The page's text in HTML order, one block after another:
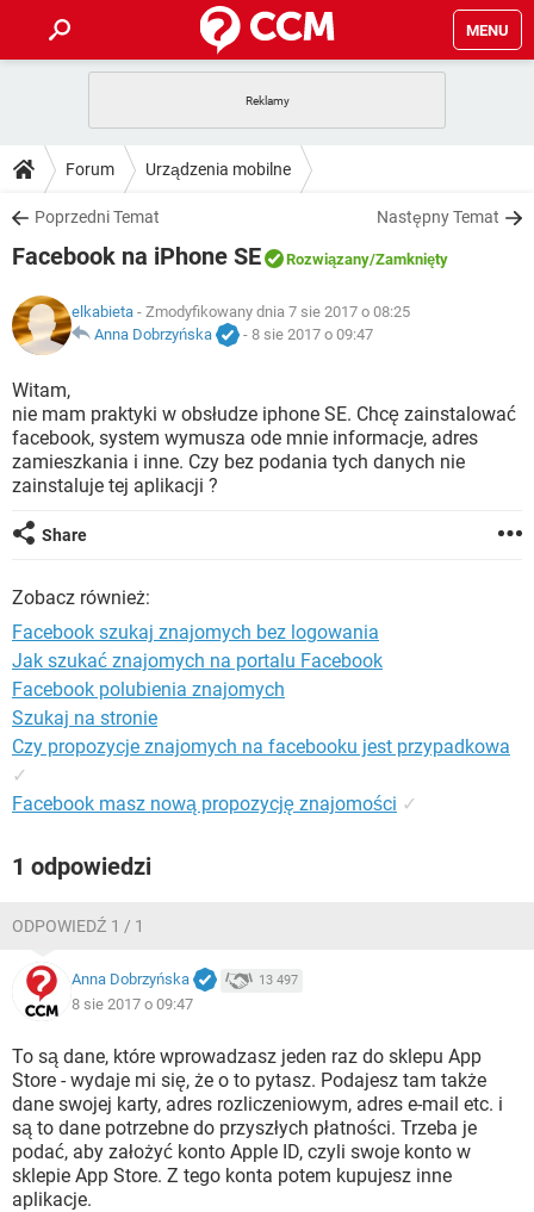
MENU
GRY WHATSAPP
SPOTIFY
INSTAGRAM FACEBOOK
WINDOWS 10
PORADY
PlayStation TIKTOK
INSTAGRAM FACEBOOK
WINDOWS 10
DO POBRANIA
ANDROID TIKTOK
GRY
IOS NETFLIX
INSTAGRAM
WINDOWS 10
COVID-19 TIKTOK
GRY
SPOTIFY
INSTAGRAM FACEBOOK
WINDOWS 10
ARTYKUŁY
COVID-19
GRY WHATSAPP
SPOTIFY NETFLIX
INSTAGRAM
WINDOWS 10
Forum Urządzenia mobilne
Poprzedni Temat Następny Temat
Facebook na iPhone SE Rozwiązany/Zamknięty
elkabieta - Zmodyfikowany dnia 7 sie 2017 o 08:25
Anna Dobrzyńska
- 8 sie 2017 o 09:47
Witam,
nie mam praktyki w obsłudze iphone SE. Chcę zainstalować
facebook, system wymusza ode mnie informacje, adres
zamieszkania i inne. Czy bez podania tych danych nie
zainstaluje tej aplikacji ?
Share
Zobacz również:
Facebook szukaj znajomych bez logowania
Jak szukać znajomych na portalu Facebook
Facebook polubienia znajomych
Szukaj na stronie
Czy propozycje znajomych na facebooku jest przypadkowa
✓
Facebook masz nową propozycję znajomości ✓
1 odpowiedzi
ODPOWIEDŹ 1 / 1
Anna Dobrzyńska 13 497
8 sie 2017 o 09:47
To są dane, które wprowadzasz jeden raz do sklepu App
Store - wydaje mi się, że o to pytasz. Podajesz tam także
dane swojej karty, adres rozliczeniowym, adres e-mail etc. i
są to dane potrzebne do przyszłych płatności. Trzeba je
podać, aby założyć konto Apple ID, czyli swoje konto w
sklepie App Store. Z tego konta potem kupujesz inne
aplikacje.